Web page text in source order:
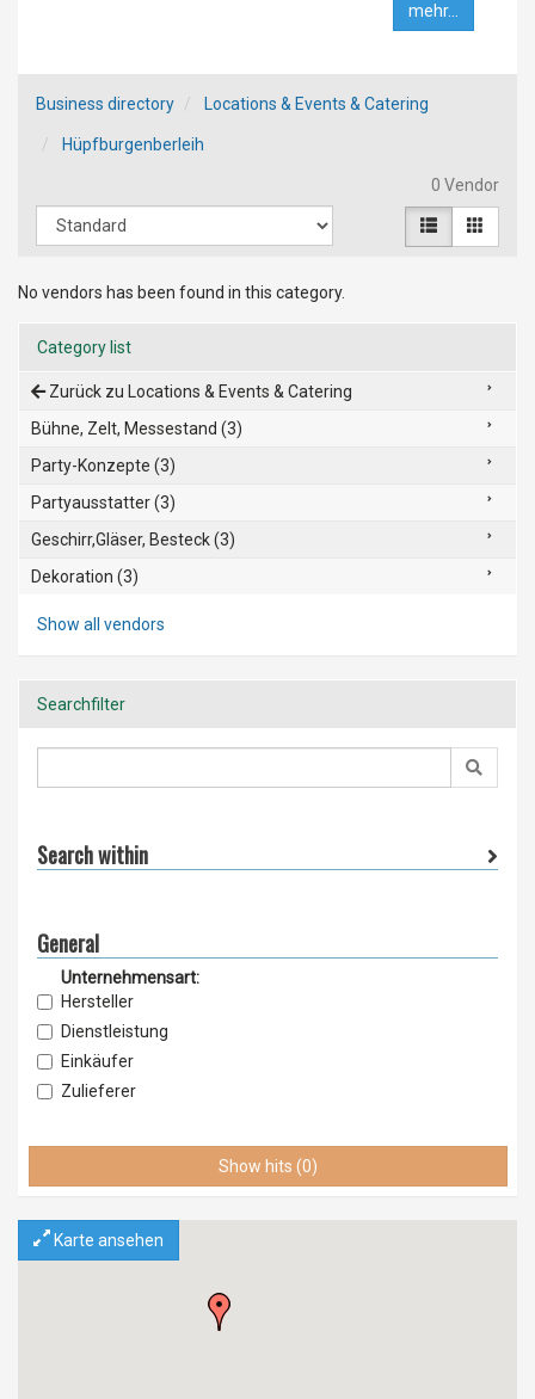
mehr...
Business directory Locations & Events & Catering
Hüpfburgenberleih
0 Vendor
No vendors has been found in this category.
Category list
Zurück zu Locations & Events & Catering
Bühne, Zelt, Messestand (3)
Party-Konzepte (3)
Partyausstatter (3)
Geschirr,Gläser, Besteck (3)
Dekoration (3)
Show all vendors
Searchfilter
Search within
General
Unternehmensart:
Hersteller
Dienstleistung
Einkäufer
Zulieferer
Vertrieb
Exporteur
Show hits (0)
Karte ansehen